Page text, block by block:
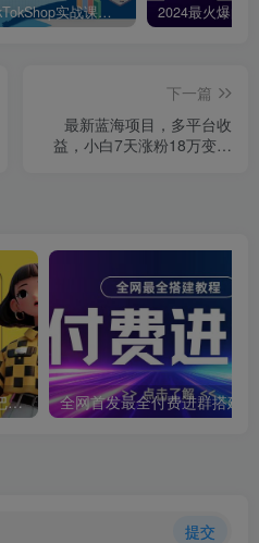
TikTokShop实战课程，手把手教你低成本启动，东南亚无货源玩法全解析
下一篇
最新蓝海项目，多平台收
益，小白7天涨粉18万变现
付费进群系统搭建教程，手把手课程【源码+技术+课程】【揭秘】
提交